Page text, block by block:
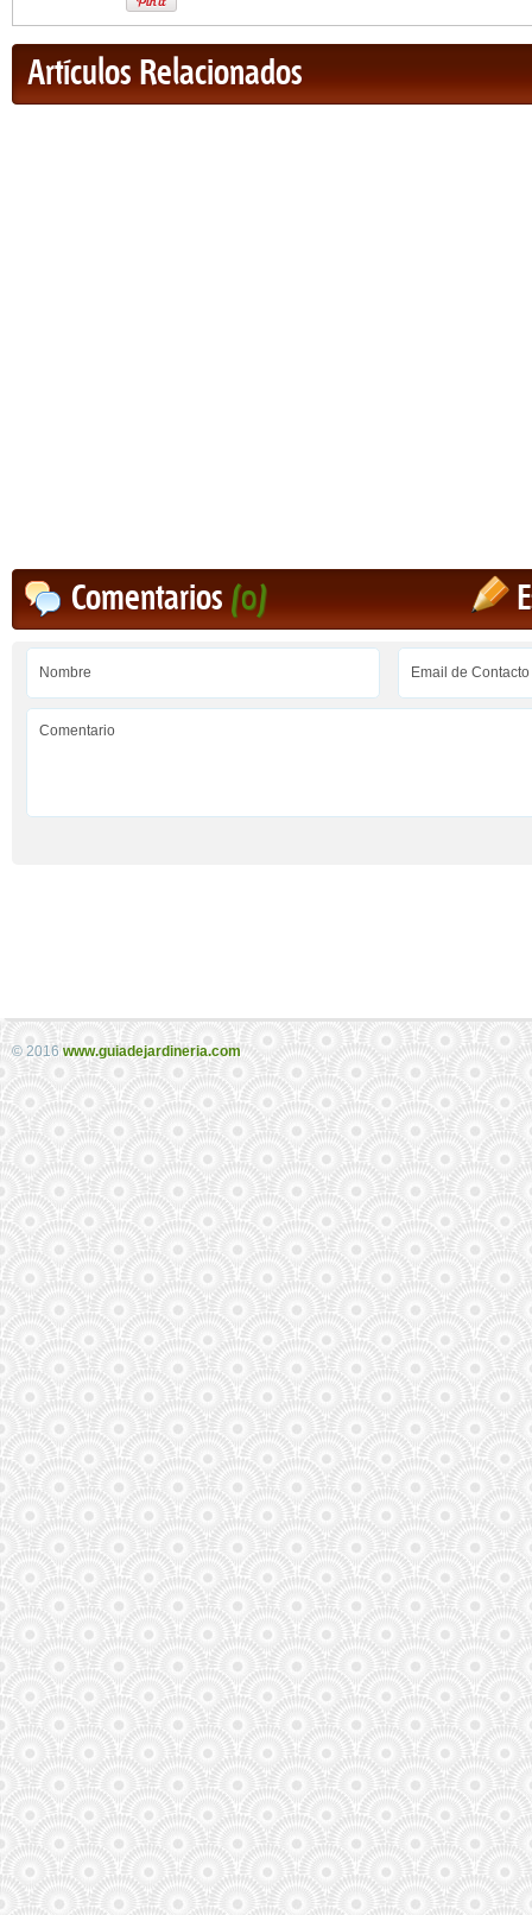
Artículos Relacionados
Comentarios(0)
© 2016www.guiadejardineria.com